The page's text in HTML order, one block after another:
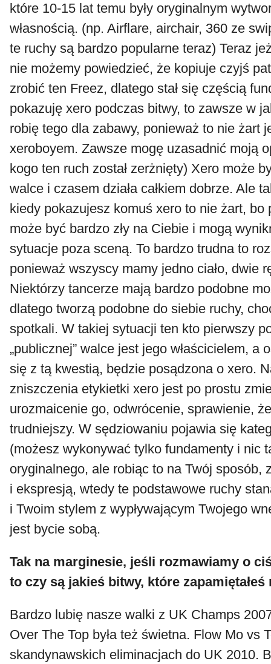
które 10-15 lat temu były oryginalnym
własnością. (np. Airflare, airchair, 360 ze
te ruchy są bardzo popularne teraz) Teraz
nie możemy powiedzieć, że kopiuje czyjś
zrobić ten Freez, dlatego stał się częścią
pokazuję xero podczas bitwy, to zawsze w
robię tego dla zabawy, ponieważ to nie żart
xeroboyem. Zawsze mogę uzasadnić moją
kogo ten ruch został zerżnięty) Xero może
walce i czasem działa całkiem dobrze. Ale
kiedy pokazujesz komuś xero to nie żart, bo
może być bardzo zły na Ciebie i mogą
sytuacje poza sceną. To bardzo trudna to
ponieważ wszyscy mamy jedno ciało, dwie
Niektórzy tancerze mają bardzo podobne
dlatego tworzą podobne do siebie ruchy,
spotkali. W takiej sytuacji ten kto pierwszy
„publicznej” walce jest jego właścicielem, a
się z tą kwestią, będzie posądzona o xero.
zniszczenia etykietki xero jest po prostu
urozmaicenie go, odwrócenie, sprawienie,
trudniejszy. W sędziowaniu pojawia się
(możesz wykonywać tylko fundamenty i nic
oryginalnego, ale robiąc to na Twój sposób,
i ekspresją, wtedy te podstawowe ruchy
i Twoim stylem z wypływającym Twojego
jest bycie sobą.
Tak na marginesie, jeśli rozmawiamy o
to czy są jakieś bitwy, które zapamiętałeś
Bardzo lubię nasze walki z UK Champs
Over The Top była też świetna. Flow Mo vs
skandynawskich eliminacjach do UK 2010.